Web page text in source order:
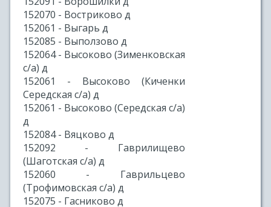
152070 - Востриково д
152061 - Выгарь д
152085 - Выползово д
152064 - Высоково (Зименковская
с/а) д
152061 - Высоково (Киченки
Середская с/а) д
152061 - Высоково (Середская с/а)
д
152084 - Вяцково д
152092 - Гаврилищево
(Шаготская с/а) д
152060 - Гаврильцево
(Трофимовская с/а) д
152075 - Гасниково д